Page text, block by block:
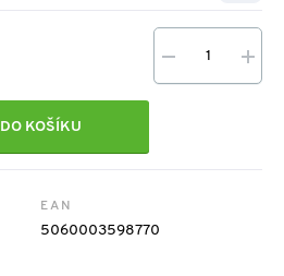
DO KOŠÍKU
EAN
5060003598770